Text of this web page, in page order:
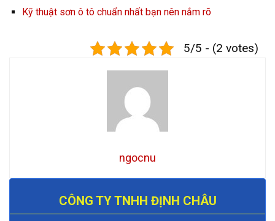
Kỹ thuật sơn ô tô chuẩn nhất bạn nên nắm rõ
5/5 - (2 votes)
ngocnu
CÔNG TY TNHH ĐỊNH CHÂU